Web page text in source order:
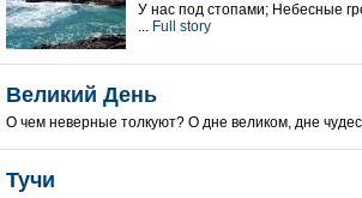
У нас под стопами; Небесные
... Full story
Великий День
О чем неверные толкуют? О дне великом, дне
Тучи